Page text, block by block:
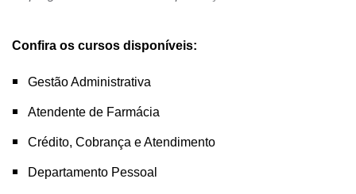
Confira os cursos disponíveis:
Gestão Administrativa
Atendente de Farmácia
Crédito, Cobrança e Atendimento
Departamento Pessoal